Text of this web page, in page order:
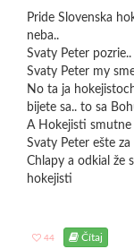
Pride Slovenska
neba..
Svaty Peter
Svaty Peter my
No ta ja
bijete sa.. to sa
A Hokejisti smutne
Svaty Peter ešte
Chlapy a odkial že
hokejisti
44 Čítaj